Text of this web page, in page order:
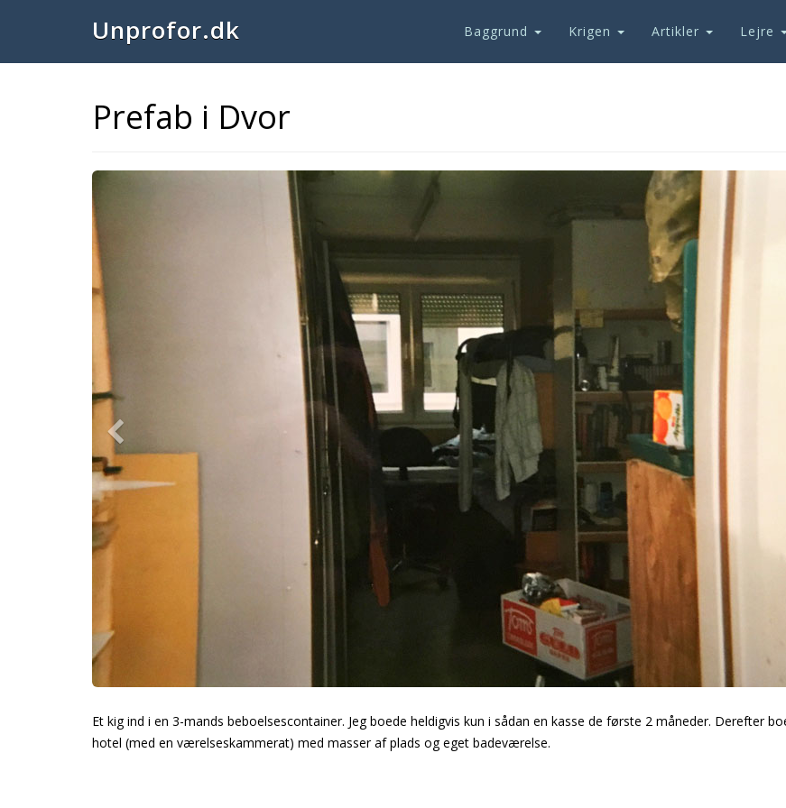
Unprofor.dk Baggrund Krigen Artikler Lejre
Prefab i Dvor
Previous
Et kig ind i en 3-mands beboelsescontainer. Jeg boede heldigvis kun i sådan en kasse de første 2 måneder. Derefter
hotel (med en værelseskammerat) med masser af plads og eget badeværelse.